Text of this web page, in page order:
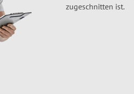
zugeschnitten ist.